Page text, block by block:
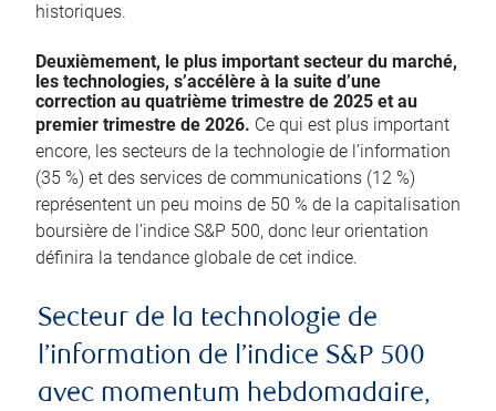
historiques.
Deuxièmement, le plus important secteur du marché,
les technologies, s’accélère à la suite d’une
correction au quatrième trimestre de 2025 et au
premier trimestre de 2026. Ce qui est plus important
encore, les secteurs de la technologie de l’information
(35 %) et des services de communications (12 %)
représentent un peu moins de 50 % de la capitalisation
boursière de l’indice S&P 500, donc leur orientation
définira la tendance globale de cet indice.
Secteur de la technologie de
l’information de l’indice S&P 500
avec momentum hebdomadaire,